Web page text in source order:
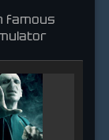
famous